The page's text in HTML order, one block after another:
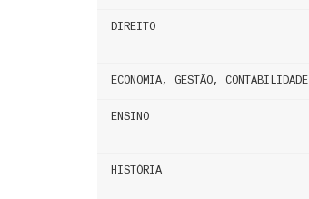
DIREITO
ECONOMIA, GESTÃO, CONTABILIDADE
ENSINO
HISTÓRIA